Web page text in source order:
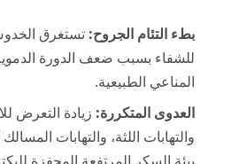
بطء التئام الجروح: تستغرق
للشفاء بسبب ضعف الدورة
المناعي الطبيعية.
العدوى المتكررة: زيادة التعرض
والتهابات اللثة، والتهابات المسالك